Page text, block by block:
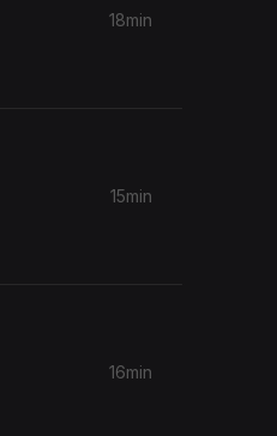
18min
15min
16min